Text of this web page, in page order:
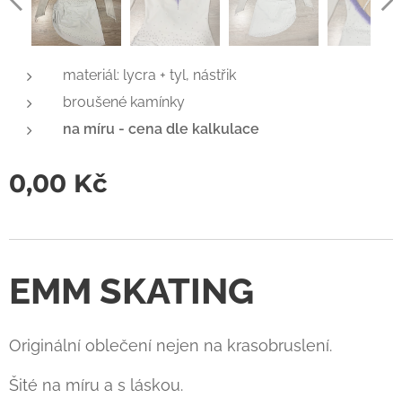
materiál: lycra + tyl, nástřik
broušené kamínky
na míru - cena dle kalkulace
0,00 Kč
EMM SKATING
Originální oblečení nejen na krasobruslení.
Šité na míru a s láskou.